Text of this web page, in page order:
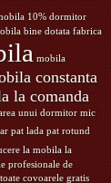
10% dormitor
bine dotata fabrica
mobila
constanta
la comanda
unui dormitor mic
pat lada pat rotund
la mobila la
profesionale de
covoarele gratis